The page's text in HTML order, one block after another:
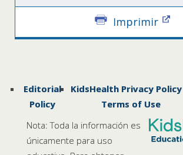
Imprimir
Editorial
Policy
KidsHealth Privacy
Terms of Use
Nota: Toda la información es
únicamente para uso